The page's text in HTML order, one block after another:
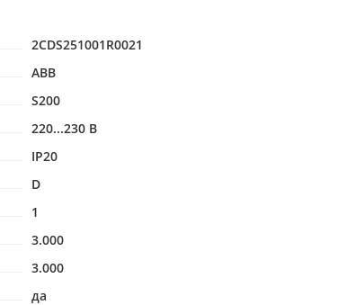
2CDS251001R0021
ABB
S200
220...230 В
IP20
D
1
3.000
3.000
да